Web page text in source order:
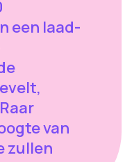
een laad-
van
zullen